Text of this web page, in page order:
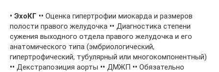
• ЭхоКГ •• Оценка гипертрофии миокарда и размеров
полости правого желудочка •• Диагностика степени
сужения выходного отдела правого желудочка и его
анатомического типа (эмбриологический,
гипертрофический, тубулярный или многокомпонентный)
•• Декстрапозиция аорты •• ДМЖП •• Обязательно